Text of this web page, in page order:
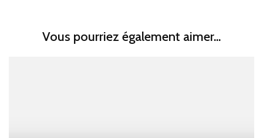
Vous pourriez également aimer...